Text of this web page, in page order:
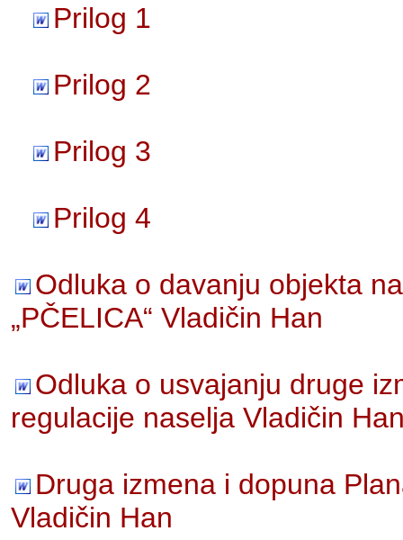
Prilog 1
Prilog 2
Prilog 3
Prilog 4
Odluka o davanju objekta
„PČELICA“ Vladičin Han
Odluka o usvajanju druge
regulacije naselja Vladičin
Druga izmena i dopuna
Vladičin Han